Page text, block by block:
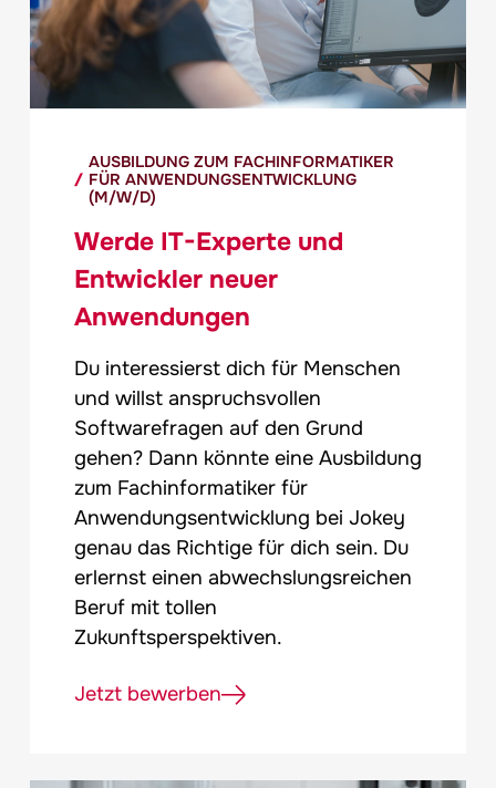
AUSBILDUNG ZUM FACHINFORMATIKER
FÜR ANWENDUNGSENTWICKLUNG
(M/W/D)
Werde IT-Experte und
Entwickler neuer
Anwendungen
Du interessierst dich für Menschen
und willst anspruchsvollen
Softwarefragen auf den Grund
gehen? Dann könnte eine Ausbildung
zum Fachinformatiker für
Anwendungsentwicklung bei Jokey
genau das Richtige für dich sein. Du
erlernst einen abwechslungsreichen
Beruf mit tollen
Zukunftsperspektiven.
Jetzt bewerben